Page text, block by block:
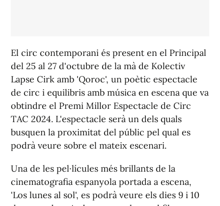
El circ contemporani és present en el Principal
del 25 al 27 d'octubre de la mà de Kolectiv
Lapse Cirk amb 'Qoroc', un poètic espectacle
de circ i equilibris amb música en escena que va
obtindre el Premi Millor Espectacle de Circ
TAC 2024. L'espectacle serà un dels quals
busquen la proximitat del públic pel qual es
podrà veure sobre el mateix escenari.
Una de les pel·lícules més brillants de la
cinematografia espanyola portada a escena,
'Los lunes al sol', es podrà veure els dies 9 i 10